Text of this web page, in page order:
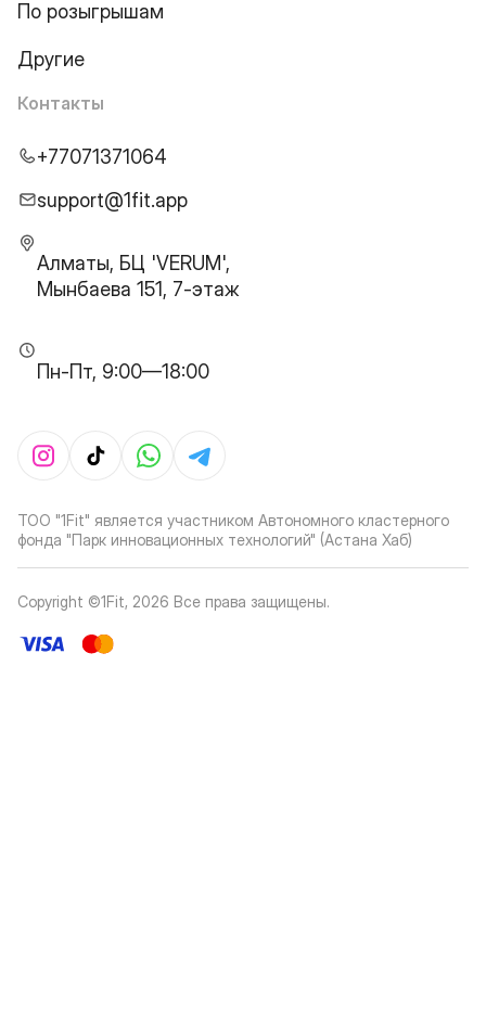
По розыгрышам
Другие
Контакты
+77071371064
support@1fit.app
Алматы, БЦ 'VERUM',
Мынбаева 151, 7-этаж
Пн-Пт, 9:00—18:00
ТОО "1Fit" является участником Автономного кластерного
фонда "Парк инновационных технологий" (Астана Хаб)
Copyright ©1Fit, 2026 Все права защищены.